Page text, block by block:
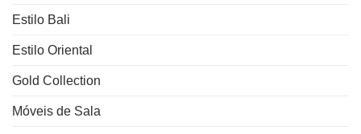
Estilo Bali
Estilo Oriental
Gold Collection
Móveis de Sala